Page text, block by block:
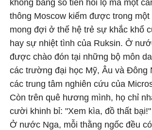
không bằng số tiền hối lộ mà một
thông Moscow kiếm được trong
mong đợi ở thế hệ trẻ sự khắc khổ
hay sự nhiệt tình của Ruksin. Ở
được chào đón tại những bộ môn
các trường đại học Mỹ, Âu và Đông
các trung tâm nghiên cứu của
Còn trên quê hương mình, họ chỉ
cười khinh bỉ: "Xem kìa, đồ thất bại!"
Ở nước Nga, mỗi thằng ngốc đều